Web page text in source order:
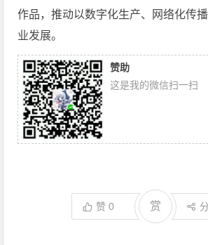
作品，推动以数字化生产、网络化传
业发展。
赞助
这是我的微信扫一扫
赞0 赏